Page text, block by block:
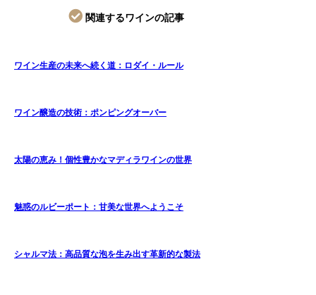
関連するワインの記事
ワイン生産の未来へ続く道：ロダイ・ルール
ワイン醸造の技術：ポンピングオーバー
太陽の恵み！個性豊かなマディラワインの世界
魅惑のルビーポート：甘美な世界へようこそ
シャルマ法：高品質な泡を生み出す革新的な製法